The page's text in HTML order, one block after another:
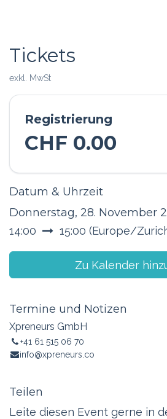
Tickets
exkl. MwSt
Registrierung
CHF 0.00
Datum & Uhrzeit
Donnerstag, 28. November
14:00 15:00 (Europe/
Zu Kalender
Termine und Notizen
Xpreneurs GmbH
+41 61 515 06 70
info@xpreneurs.co
Teilen
Leite diesen Event gerne in